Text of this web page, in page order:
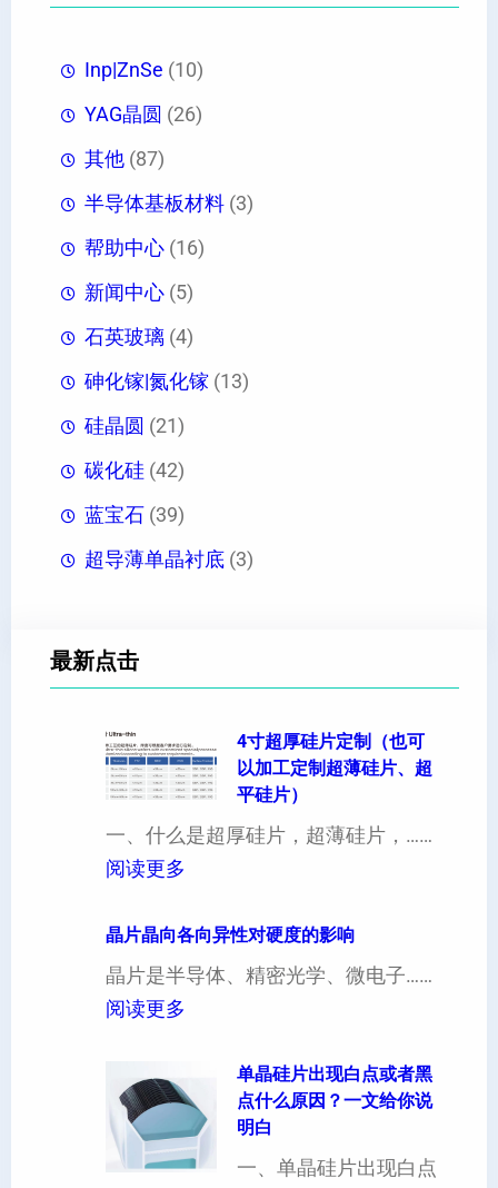
Inp|ZnSe (10)
YAG晶圆 (26)
其他 (87)
半导体基板材料 (3)
帮助中心 (16)
新闻中心 (5)
石英玻璃 (4)
砷化镓|氮化镓 (13)
硅晶圆 (21)
碳化硅 (42)
蓝宝石 (39)
超导薄单晶衬底 (3)
最新点击
4寸超厚硅片定制（也可
以加工定制超薄硅片、超
平硅片）
一、什么是超厚硅片，超薄硅片，……
阅读更多
寸
超
定
制
（
晶片晶向各向异性对硬度的影响
晶片是半导体、精密光学、微电子……
阅读更多
晶
向
各
单晶硅片出现白点或者黑
点什么原因？一文给你说
明白
一、单晶硅片出现白点